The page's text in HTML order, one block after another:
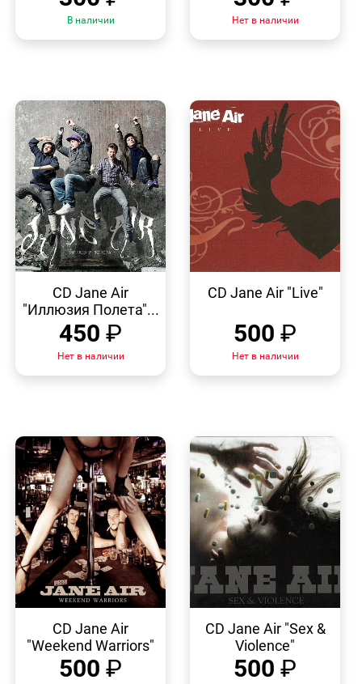
В наличии Нет в наличии
ПРОСМОТР
CD Jane Air
"Иллюзия Полета"...
450 ₽
Нет в наличии
ПРОСМОТР
CD Jane Air "Live"
500 ₽
Нет в наличии
ПРОСМОТР
CD Jane Air
"Weekend Warriors"
500 ₽
ПРОСМОТР
CD Jane Air "Sex &
Violence"
500 ₽